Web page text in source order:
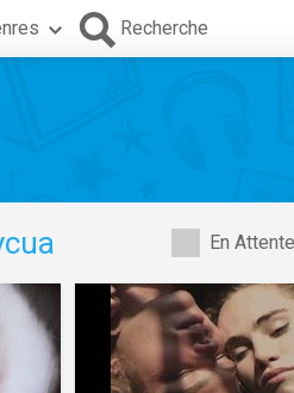
Recherche
En